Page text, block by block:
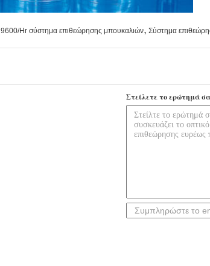
9600/Hr σύστημα επιθεώρησης μπουκαλιών, Σύστημα
Στείλετε το ερώτημά